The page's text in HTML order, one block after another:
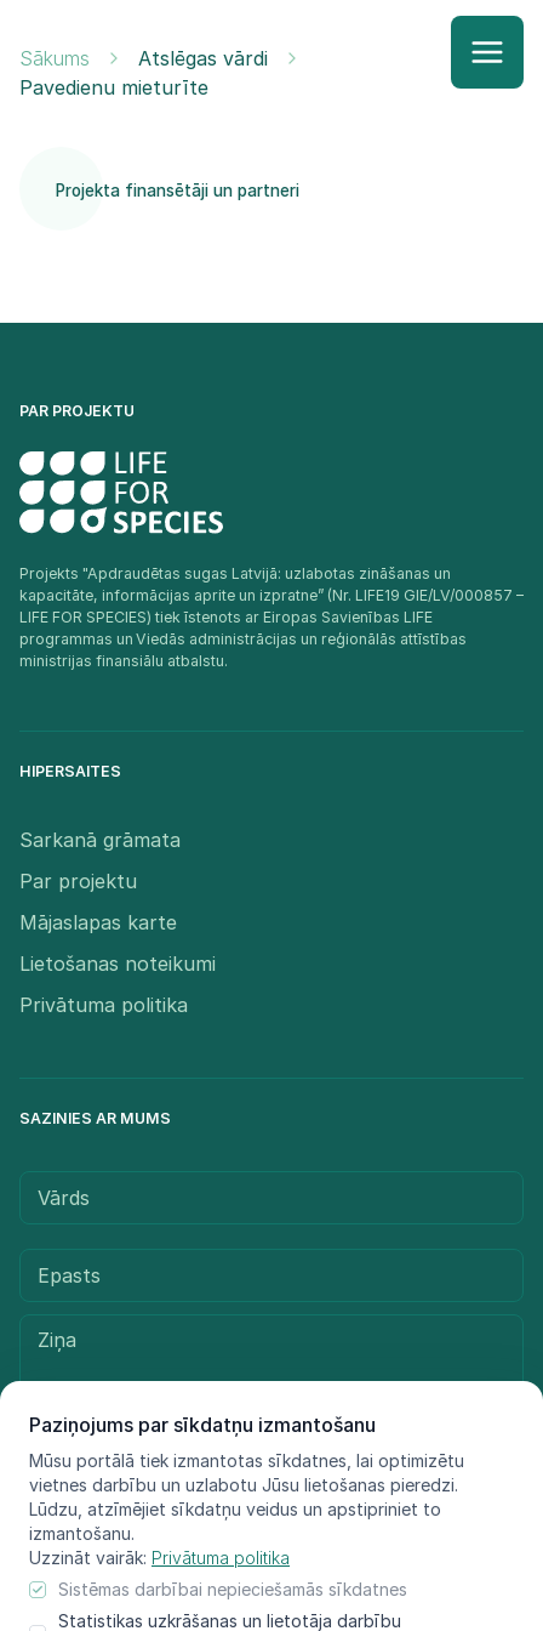
Paziņojums par sīkdatņu izmantošanu
Mūsu portālā tiek izmantotas sīkdatnes, lai optimizētu
vietnes darbību un uzlabotu Jūsu lietošanas pieredzi.
Lūdzu, atzīmējiet sīkdatņu veidus un apstipriniet to
izmantošanu.
Uzzināt vairāk: Privātuma politika
Sistēmas darbībai nepieciešamās sīkdatnes
Statistikas uzkrāšanas un lietotāja darbību
Sākums
Atslēgas vārdi
Pavedienu mieturīte
Projekta finansētāji un partneri
PAR PROJEKTU
Projekts "Apdraudētas sugas Latvijā: uzlabotas zināšanas un
kapacitāte, informācijas aprite un izpratne” (Nr. LIFE19 GIE/LV/000857 –
LIFE FOR SPECIES) tiek īstenots ar Eiropas Savienības LIFE
programmas un Viedās administrācijas un reģionālās attīstības
ministrijas finansiālu atbalstu.​
HIPERSAITES
Sarkanā grāmata
Par projektu
Mājaslapas karte
Lietošanas noteikumi
Privātuma politika
SAZINIES AR MUMS
Sūtīt ziņu
© LIFE FOR SPECIES, 2021 - 2025
Informācija atspoguļo tikai projekta LIFE FOR SPECIES īstenotāju